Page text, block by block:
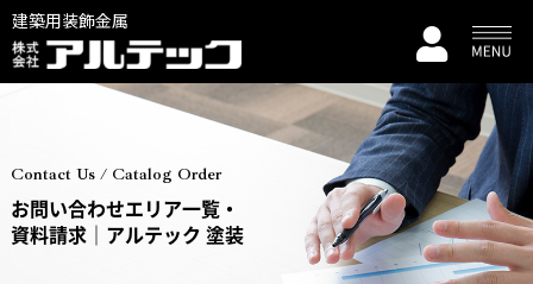
建築用装飾金属
Contact Us / Catalog Order
お問い合わせエリア一覧・
資料請求｜アルテック 塗装